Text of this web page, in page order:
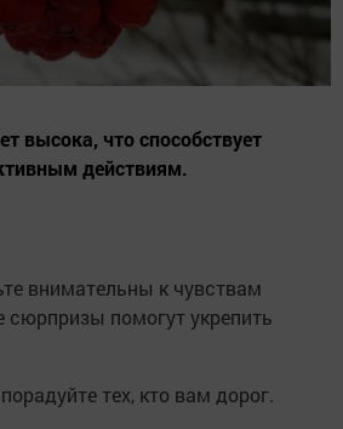
высока, что способствует
действиям.
внимательны к чувствам
сюрпризы помогут укрепить
тех, кто вам дорог.